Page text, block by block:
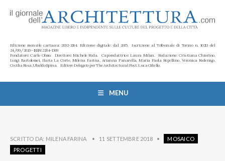
Edizione mensile cartacea: 2002-2014. Edizione digitale: dal 2015. Iscrizione al Tribunale di Torino n. 10213 del
24/09/2020 - ISSN 2284-1369
Fondatore: Carlo Olmo. Direttore: Michele Roda. Caporedattrice: Laura Milan. Redazione: Cristiana Chiorino,
Luigi Bartolomei, Ilaria La Corte, Milena Farina, Arianna Panarella, Maria Paola Repellino, Veronica Rodenigo,
Cecilia Rosa, Ubaldo Spina. Editore Delegato per The Architectural Post: Luca Gibello.
MENU
SCRITTO DA: MILENA FARINA • 11 SETTEMBRE 2018 •
MOSAICO
PROGETTI